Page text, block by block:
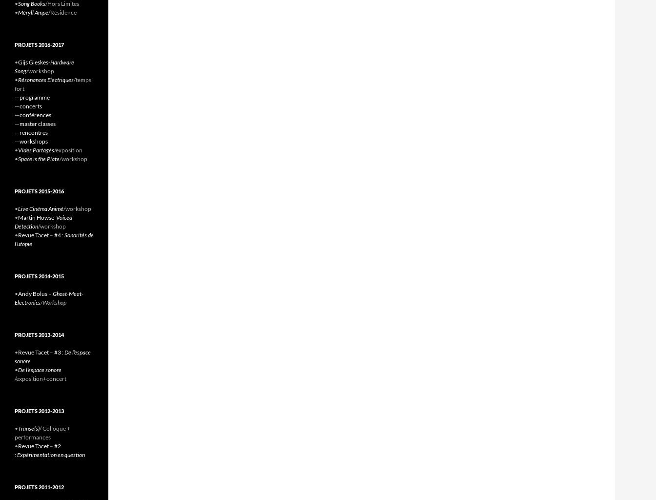
•Song Books/Hors Limites
•Méryll Ampe/Résidence
PROJETS 2016-2017
•Gijs Gieskes-Hardware
Song/workshop
•Résonances Electriques/temps
fort
—programme
—concerts
—conférences
—master classes
—rencontres
—workshops
•Vides Partagés/exposition
•Space is the Plate/workshop
PROJETS 2015-2016
•Live Cinéma Animé/workshop
•Martin Howse-Voiced-
Detection/workshop
•Revue Tacet – #4 :Sonorités de
l’utopie
PROJETS 2014-2015
•Andy Bolus – Ghost-Meat-
Electronics/Workshop
PROJETS 2013-2014
•Revue Tacet – #3 :De l’espace
sonore
•De l’espace sonore
/exposition+concert
PROJETS 2012-2013
•Transe(s)/ Colloque +
performances
•Revue Tacet – #2
:Expérimentation en question
PROJETS 2011-2012